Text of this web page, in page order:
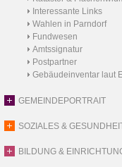
Interessante Links
Wahlen in Parndorf
Fundwesen
Amtssignatur
Postpartner
Gebäudeinventar laut
GEMEINDEPORTRAIT
SOZIALES &
BILDUNG &